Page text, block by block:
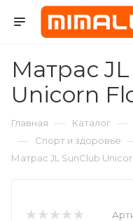
Матрас
Unicorn
Главная — Каталог —
— Спорт и здоровье
Матрас JL SunClub